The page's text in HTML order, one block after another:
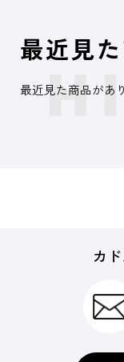
最近見
最近見た商品があ
カ